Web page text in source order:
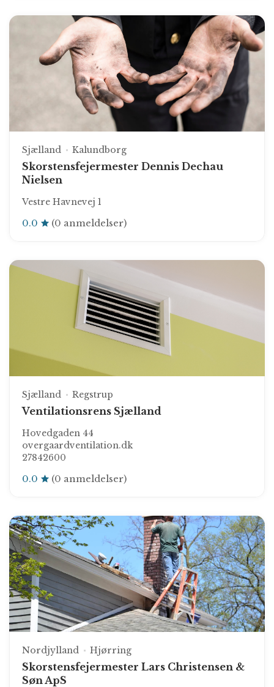
Sjælland Kalundborg
Skorstensfejermester Dennis Dechau
Nielsen
Vestre Havnevej 1
0.0 (0 anmeldelser)
Sjælland Regstrup
Ventilationsrens Sjælland
Hovedgaden 44
overgaardventilation.dk
27842600
0.0 (0 anmeldelser)
Nordjylland Hjørring
Skorstensfejermester Lars Christensen &
Søn ApS